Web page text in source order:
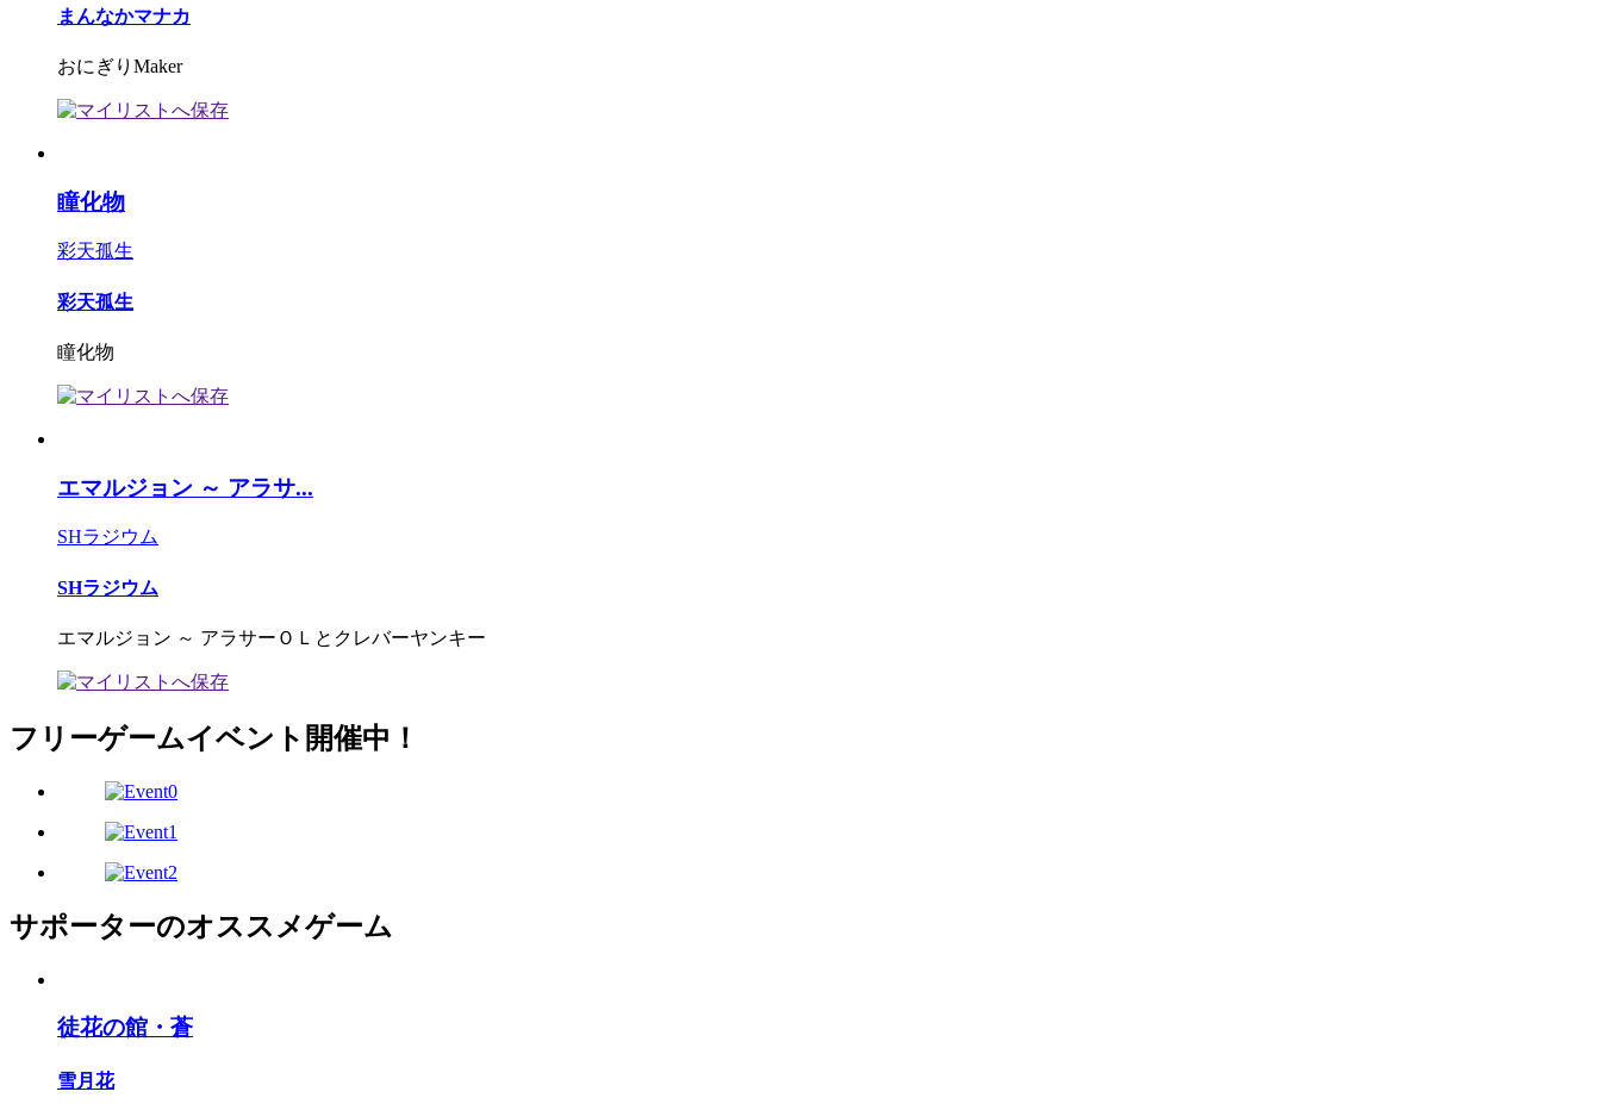
まんなかマナカ
おにぎりMaker
瞳化物
彩天孤生
彩天孤生
瞳化物
エマルジョン ～ アラサ...
SHラジウム
SHラジウム
エマルジョン ～ アラサーＯＬとクレバーヤンキー
フリーゲームイベント開催中！
サポーターのオススメゲーム
徒花の館・蒼
雪月花